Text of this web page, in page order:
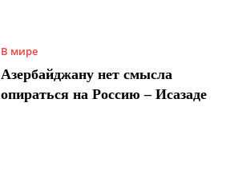
В мире
Азербайджану нет смысла
опираться на Россию – Исазаде